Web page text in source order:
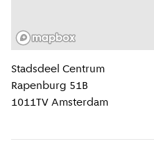
Locatiegegevens
Stadsdeel Centrum
Rapenburg 51B
1011TV Amsterdam